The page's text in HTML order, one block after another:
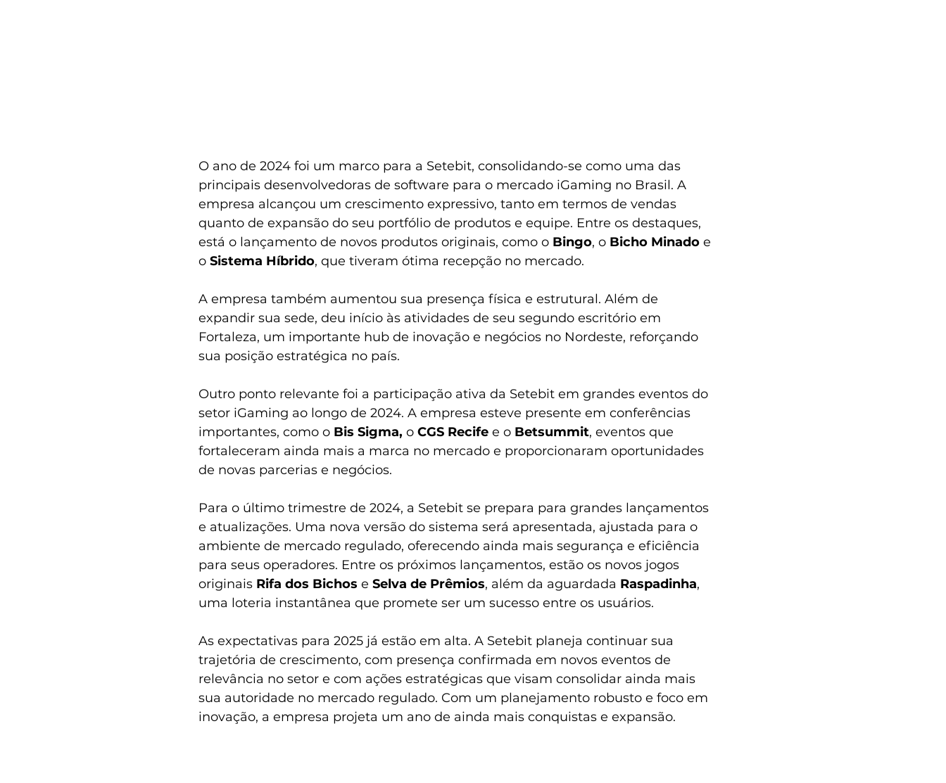
O ano de 2024 foi um marco para a Setebit, consolidando-se como uma das
principais desenvolvedoras de software para o mercado iGaming no Brasil. A
empresa alcançou um crescimento expressivo, tanto em termos de vendas
quanto de expansão do seu portfólio de produtos e equipe. Entre os destaques,
está o lançamento de novos produtos originais, como o Bingo, o Bicho Minado e
o Sistema Híbrido, que tiveram ótima recepção no mercado.
A empresa também aumentou sua presença física e estrutural. Além de
expandir sua sede, deu início às atividades de seu segundo escritório em
Fortaleza, um importante hub de inovação e negócios no Nordeste, reforçando
sua posição estratégica no país.
Outro ponto relevante foi a participação ativa da Setebit em grandes eventos do
setor iGaming ao longo de 2024. A empresa esteve presente em conferências
importantes, como o Bis Sigma, o CGS Recife e o Betsummit, eventos que
fortaleceram ainda mais a marca no mercado e proporcionaram oportunidades
de novas parcerias e negócios.
Para o último trimestre de 2024, a Setebit se prepara para grandes lançamentos
e atualizações. Uma nova versão do sistema será apresentada, ajustada para o
ambiente de mercado regulado, oferecendo ainda mais segurança e eficiência
para seus operadores. Entre os próximos lançamentos, estão os novos jogos
originais Rifa dos Bichos e Selva de Prêmios, além da aguardada Raspadinha,
uma loteria instantânea que promete ser um sucesso entre os usuários.
As expectativas para 2025 já estão em alta. A Setebit planeja continuar sua
trajetória de crescimento, com presença confirmada em novos eventos de
relevância no setor e com ações estratégicas que visam consolidar ainda mais
sua autoridade no mercado regulado. Com um planejamento robusto e foco em
inovação, a empresa projeta um ano de ainda mais conquistas e expansão.